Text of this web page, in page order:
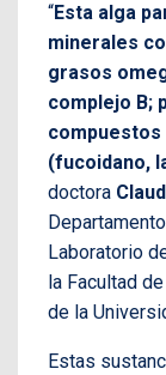
“Esta alga
minerales
grasos
complejo B;
(fucoidano,
doctora
Laboratorio
la Facultad
de la
Estas